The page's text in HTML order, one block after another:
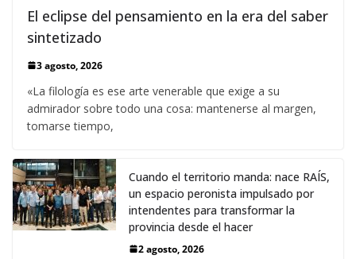
El eclipse del pensamiento en la era del saber
sintetizado
3 agosto, 2026
«La filología es ese arte venerable que exige a su
admirador sobre todo una cosa: mantenerse al margen,
tomarse tiempo,
Cuando el territorio manda: nace RAÍS,
un espacio peronista impulsado por
intendentes para transformar la
provincia desde el hacer
2 agosto, 2026